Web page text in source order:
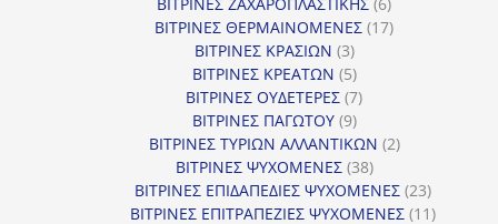
προϊόντα
ΒΙΤΡΙΝΕΣ ΘΕΡΜΑΙΝΟΜΕΝΕΣ 1717
ΒΙΤΡΙΝΕΣ ΚΡΑΣΙΩΝ 33
προϊόντα
ΒΙΤΡΙΝΕΣ ΚΡΕΑΤΩΝ 55
προϊόντα
ΒΙΤΡΙΝΕΣ ΟΥΔΕΤΕΡΕΣ 77
ΒΙΤΡΙΝΕΣ ΠΑΓΩΤΟΥ 99
προϊόντα
ΒΙΤΡΙΝΕΣ ΤΥΡΙΩΝ ΑΛΛΑΝΤΙΚΩΝ 22
ΒΙΤΡΙΝΕΣ ΨΥΧΟΜΕΝΕΣ 3838
προϊόντα
ΒΙΤΡΙΝΕΣ ΕΠΙΔΑΠΕΔΙΕΣ ΨΥΧΟΜΕΝΕΣ 2323
προϊόντα
ΒΙΤΡΙΝΕΣ ΕΠΙΤΡΑΠΕΖΙΕΣ ΨΥΧΟΜΕΝΕΣ 1111